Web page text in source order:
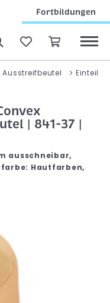
Fortbildungen
| 841-37 |
ausschneibar,
Hautfarben,